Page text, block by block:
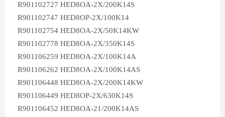
R901102727 HED8OA-2X/200K14S
R901102747 HED8OP-2X/100K14
R901102754 HED8OA-2X/50K14KW
R901102778 HED8OA-2X/350K14S
R901106259 HED8OA-2X/100K14A
R901106262 HED8OA-2X/100K14AS
R901106448 HED8OA-2X/200K14KW
R901106449 HED8OP-2X/630K14S
R901106452 HED8OA-21/200K14AS